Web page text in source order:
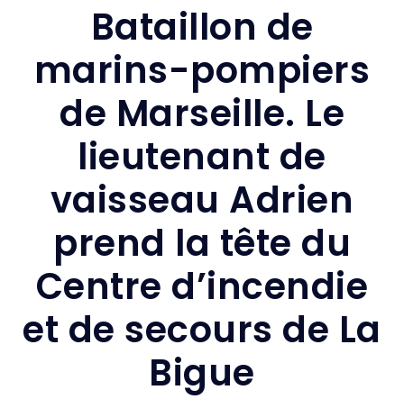
Bataillon de
marins-pompiers
de Marseille. Le
lieutenant de
vaisseau Adrien
prend la tête du
Centre d’incendie
et de secours de La
Bigue